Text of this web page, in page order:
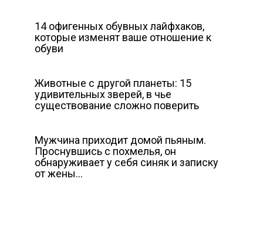
14 офигенных обувных лайфхаков,
которые изменят ваше отношение к
обуви
Животные с другой планеты: 15
удивительных зверей, в чье
существование сложно поверить
Мужчина приходит домой пьяным.
Проснувшись с похмелья, он
обнаруживает у себя синяк и записку
от жены…